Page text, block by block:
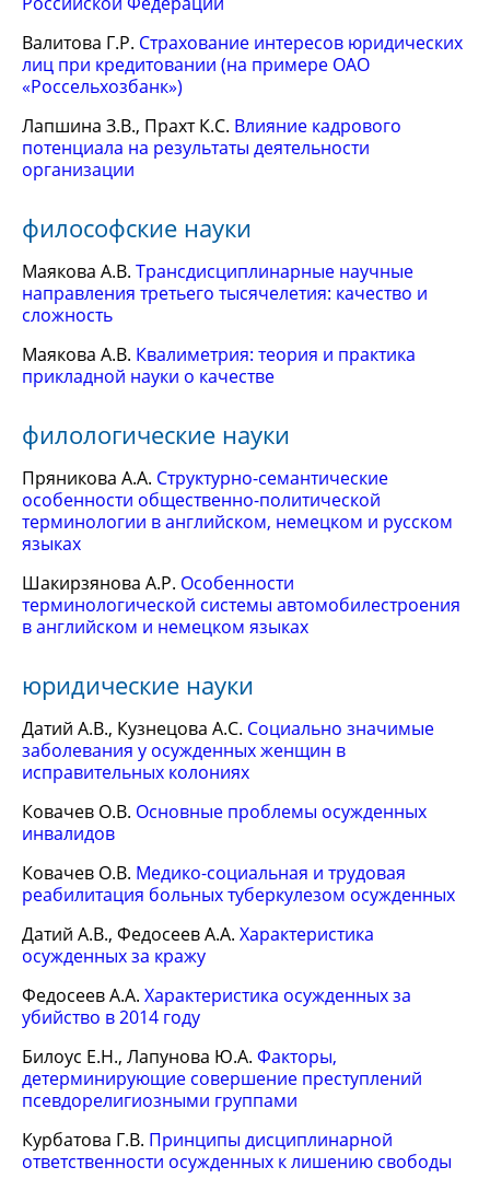
Валитова Г.Р. Страхование интересов юридических
лиц при кредитовании (на примере ОАО
«Россельхозбанк»)
Лапшина З.В., Прахт К.С. Влияние кадрового
потенциала на результаты деятельности
организации
философские науки
Маякова А.В. Трансдисциплинарные научные
направления третьего тысячелетия: качество и
сложность
Маякова А.В. Квалиметрия: теория и практика
прикладной науки о качестве
филологические науки
Пряникова А.А. Структурно-семантические
особенности общественно-политической
терминологии в английском, немецком и русском
языках
Шакирзянова А.Р. Особенности
терминологической системы автомобилестроения
в английском и немецком языках
юридические науки
Датий А.В., Кузнецова А.С. Социально значимые
заболевания у осужденных женщин в
исправительных колониях
Ковачев О.В. Основные проблемы осужденных
инвалидов
Ковачев О.В. Медико-социальная и трудовая
реабилитация больных туберкулезом осужденных
Датий А.В., Федосеев А.А. Характеристика
осужденных за кражу
Федосеев А.А. Характеристика осужденных за
убийство в 2014 году
Билоус Е.Н., Лапунова Ю.А. Факторы,
детерминирующие совершение преступлений
псевдорелигиозными группами
Курбатова Г.В. Принципы дисциплинарной
ответственности осужденных к лишению свободы